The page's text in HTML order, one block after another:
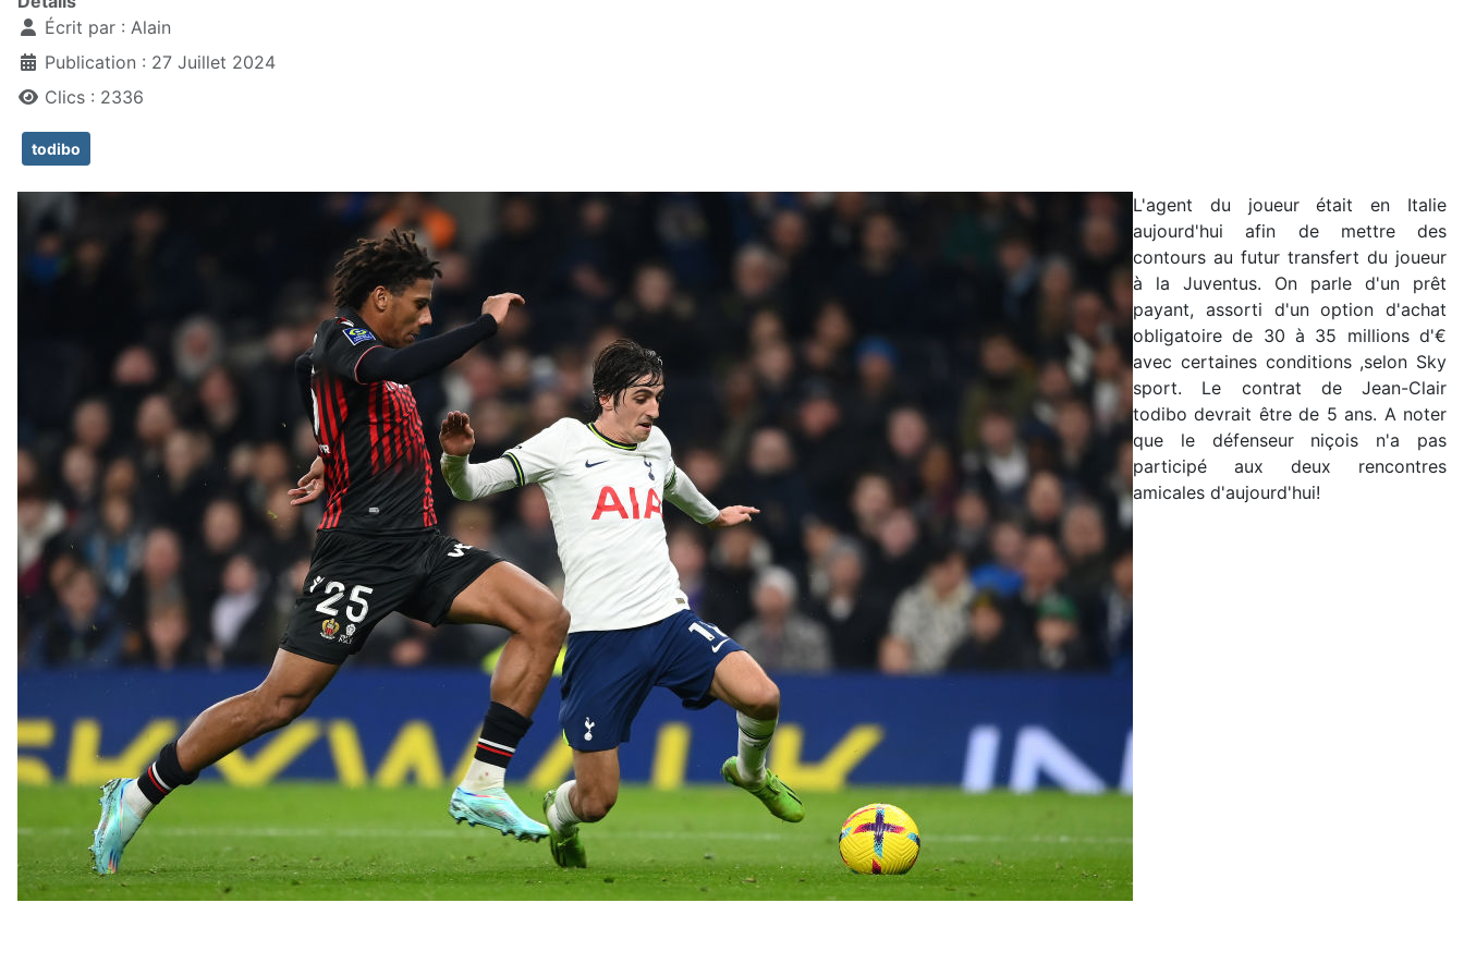
Écrit par : Alain
Publication : 27 Juillet 2024
Clics : 2336
todibo
L'agent du joueur était en Italie
aujourd'hui afin de mettre des
contours au futur transfert du joueur
à la Juventus. On parle d'un prêt
payant, assorti d'un option d'achat
obligatoire de 30 à 35 millions d'€
avec certaines conditions ,selon Sky
sport. Le contrat de Jean-Clair
todibo devrait être de 5 ans. A noter
que le défenseur niçois n'a pas
participé aux deux rencontres
amicales d'aujourd'hui!